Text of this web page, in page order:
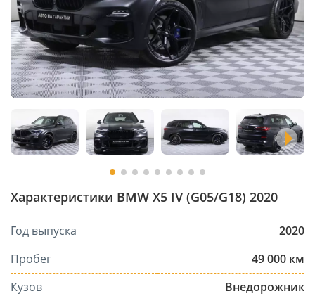
Характеристики BMW X5 IV (G05/G18) 2020
Год выпуска
2020
Пробег
49 000 км
Кузов
Внедорожник